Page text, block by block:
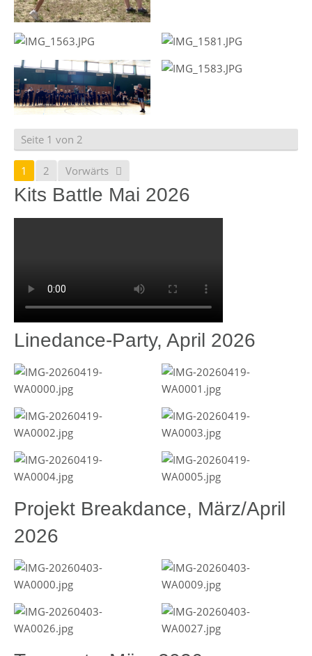
Seite 1 von 2
1 2 Vorwärts
Kits Battle Mai 2026
Linedance-Party, April 2026
Projekt Breakdance, März/April
2026